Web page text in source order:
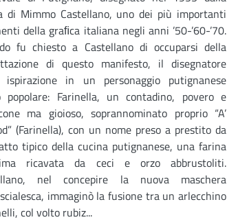
di Mimmo Castellano, uno dei più importanti
della graﬁca italiana negli anni ’50-’60-’70.
fu chiesto a Castellano di occuparsi della
di questo manifesto, il disegnatore
ispirazione in un personaggio putignanese
popolare: Farinella, un contadino, povero e
ma gioioso, soprannominato proprio “A’
(Farinella), con un nome preso a prestito da
tipico della cucina putignanese, una farina
ricavata da ceci e orzo abbrustoliti.
nel concepire la nuova maschera
immaginò la fusione tra un arlecchino
col volto rubiz...